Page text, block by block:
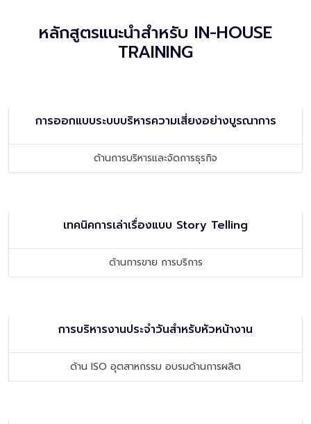
หลักสูตรแนะนำสำหรับ IN-HOUSE
TRAINING
การออกแบบระบบบริหารความเสี่ยงอย่างบูรณาการ
ด้านการบริหารและจัดการธุรกิจ
เทคนิคการเล่าเรื่องแบบ Story Telling
ด้านการขาย การบริการ
การบริหารงานประจําวันสําหรับหัวหน้างาน
ด้าน ISO อุตสาหกรรม อบรมด้านการผลิต